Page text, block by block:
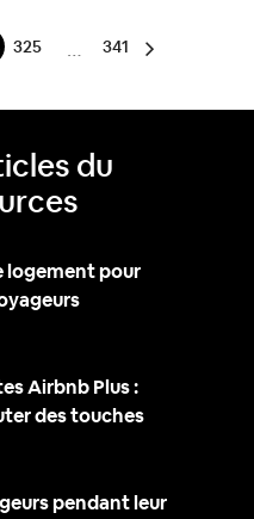
325 341
du
logement pour
Airbnb Plus :
des touches
pendant leur